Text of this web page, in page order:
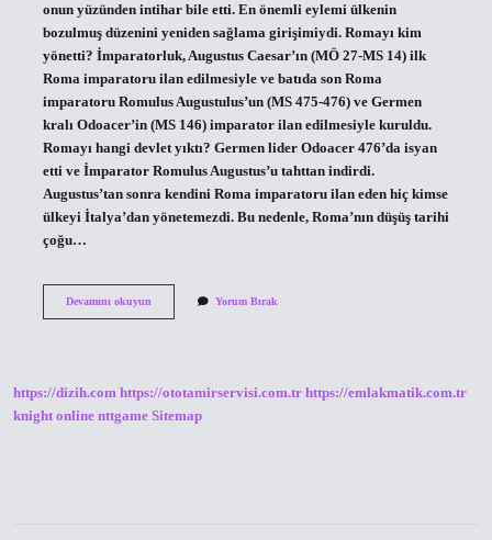
onun yüzünden intihar bile etti. En önemli eylemi ülkenin
bozulmuş düzenini yeniden sağlama girişimiydi. Romayı kim
yönetti? İmparatorluk, Augustus Caesar’ın (MÖ 27-MS 14) ilk
Roma imparatoru ilan edilmesiyle ve batıda son Roma
imparatoru Romulus Augustulus’un (MS 475-476) ve Germen
kralı Odoacer’in (MS 146) imparator ilan edilmesiyle kuruldu.
Romayı hangi devlet yıktı? Germen lider Odoacer 476’da isyan
etti ve İmparator Romulus Augustus’u tahttan indirdi.
Augustus’tan sonra kendini Roma imparatoru ilan eden hiç kimse
ülkeyi İtalya’dan yönetemezdi. Bu nedenle, Roma’nın düşüş tarihi
çoğu…
Devamını okuyunTarih
Yorum Bırak
https://dizih.com https://ototamirservisi.com.tr https://emlakmatik.com.tr
knight online nttgame Sitemap